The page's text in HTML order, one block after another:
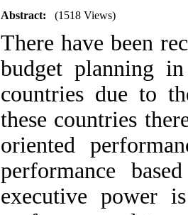
Abstract: (1518 Views)
There have been
budget planning
countries due to
these countries
oriented
performance
executive power